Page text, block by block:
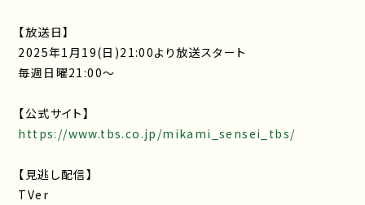
【放送日】
2025年1月19(日)21:00より放送スタート
毎週日曜21:00〜
【公式サイト】
https://www.tbs.co.jp/mikami_sensei_tbs/
【見逃し配信】
TVer